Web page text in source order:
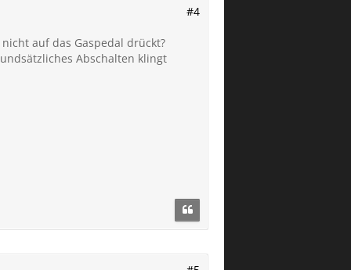
#4
auf das Gaspedal drückt?
Abschalten klingt